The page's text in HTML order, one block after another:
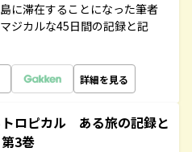
に滞在することになった筆者
ジカルな45日間の記録と記
詳細を見る
トロピカル ある旅の記録と
3巻